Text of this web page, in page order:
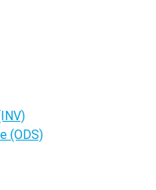
(ODS)